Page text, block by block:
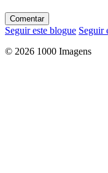
Comentar
Seguir este blogue Seguir
© 2026 1000 Imagens